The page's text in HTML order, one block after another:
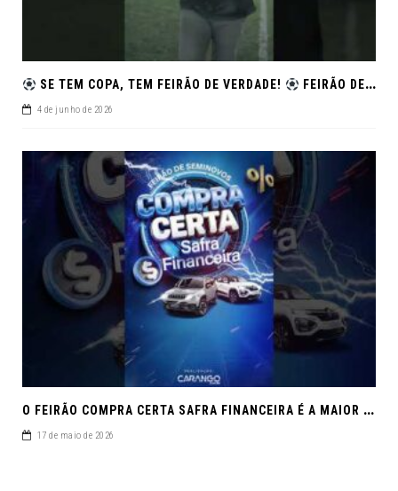
SE TEM COPA, TEM FEIRÃO DE VERDADE! FEIRÃO DE SEMINOVOS EM ALTA – ARACAJU
4 de junho de 2026
O
FEIRÃO COMPRA CERTA SAFRA FINANCEIRA É A MAIOR REUNIÃO DE SEMINOVOS DE MACEIÓ EM 2026.
17 de maio de 2026